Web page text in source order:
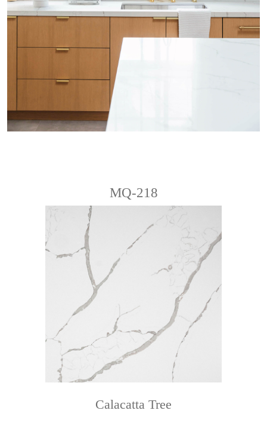
MQ-218
Calacatta Tree